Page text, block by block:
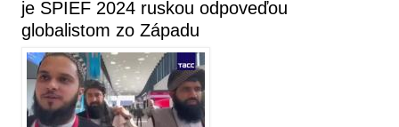
je SPIEF 2024 ruskou odpoveďou
globalistom zo Západu